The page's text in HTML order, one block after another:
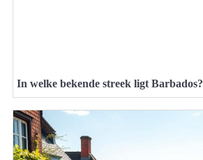
In welke bekende streek ligt Barbados?